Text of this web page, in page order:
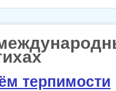
терпимости